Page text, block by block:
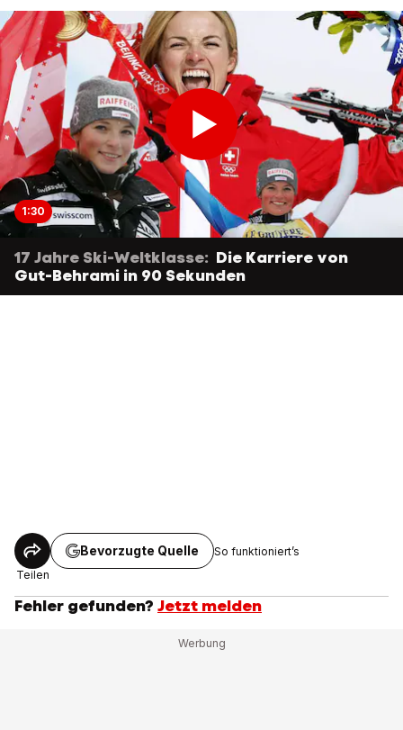
1:30
17 Jahre Ski-Weltklasse: Die Karriere von
Gut-Behrami in 90 Sekunden
Teilen
Bevorzugte Quelle So funktioniert’s
Fehler gefunden? Jetzt melden